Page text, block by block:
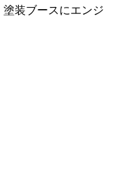
装ブースにエンジ